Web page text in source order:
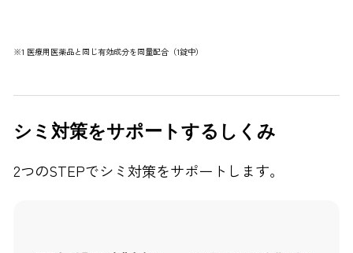
※1 医療用医薬品と同じ有効成分を同量配合（1錠中）
シミ対策をサポートするしくみ
2つのSTEPでシミ対策をサポートします。